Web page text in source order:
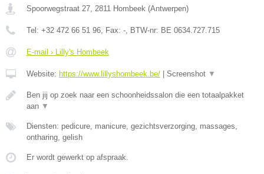
Spoorwegstraat 27, 2811 Hombeek (Antwerpen)
Tel: +32 472 66 51 96, Fax: -, BTW-nr: BE 0634.727.715
E-mail › Lilly's Hombeek
Website: https://www.lillyshombeek.be/ Screenshot ▼
Ben jij op zoek naar een schoonheidssalon die een totaalpakket
aan ▼
Diensten: pedicure, manicure, gezichtsverzorging, massages,
ontharing, gelish
Er wordt gewerkt op afspraak.